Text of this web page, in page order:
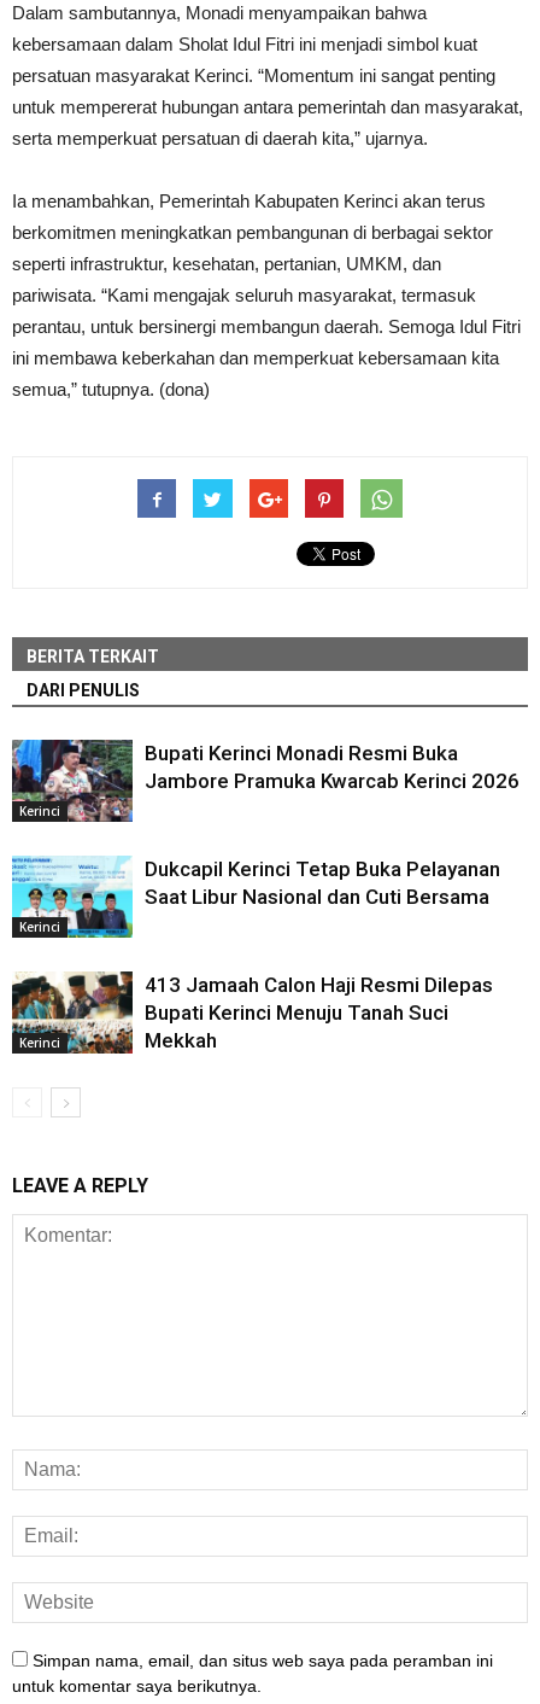
Dalam sambutannya, Monadi menyampaikan bahwa
kebersamaan dalam Sholat Idul Fitri ini menjadi simbol kuat
persatuan masyarakat Kerinci. “Momentum ini sangat penting
untuk mempererat hubungan antara pemerintah dan masyarakat,
serta memperkuat persatuan di daerah kita,” ujarnya.
Ia menambahkan, Pemerintah Kabupaten Kerinci akan terus
berkomitmen meningkatkan pembangunan di berbagai sektor
seperti infrastruktur, kesehatan, pertanian, UMKM, dan
pariwisata. “Kami mengajak seluruh masyarakat, termasuk
perantau, untuk bersinergi membangun daerah. Semoga Idul Fitri
ini membawa keberkahan dan memperkuat kebersamaan kita
semua,” tutupnya. (dona)
BERITA TERKAIT
DARI PENULIS
Kerinci
Bupati Kerinci Monadi Resmi Buka
Jambore Pramuka Kwarcab Kerinci 2026
Kerinci
Dukcapil Kerinci Tetap Buka Pelayanan
Saat Libur Nasional dan Cuti Bersama
Kerinci
413 Jamaah Calon Haji Resmi Dilepas
Bupati Kerinci Menuju Tanah Suci
Mekkah
LEAVE A REPLY
Simpan nama, email, dan situs web saya pada peramban ini
untuk komentar saya berikutnya.